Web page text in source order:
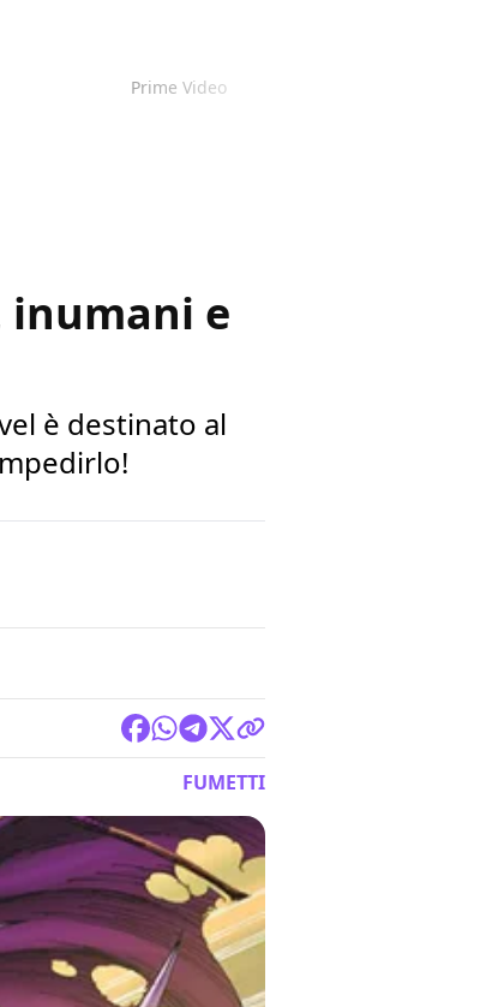
Prime Video
inumani e
è destinato al
FUMETTI